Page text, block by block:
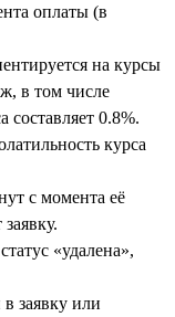
оплаты (в
на курсы
в том числе
составляет 0.8%.
курса
с момента её
«удалена»,
заявку или